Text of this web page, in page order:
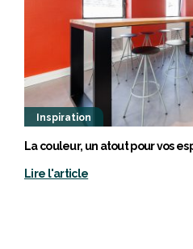
Inspiration
La couleur, un atout pour vos
Lire l'article